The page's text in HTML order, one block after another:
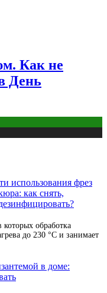
Как не
День
использования фрез
как снять,
которых обработка
до 230 °С и занимает
в доме: